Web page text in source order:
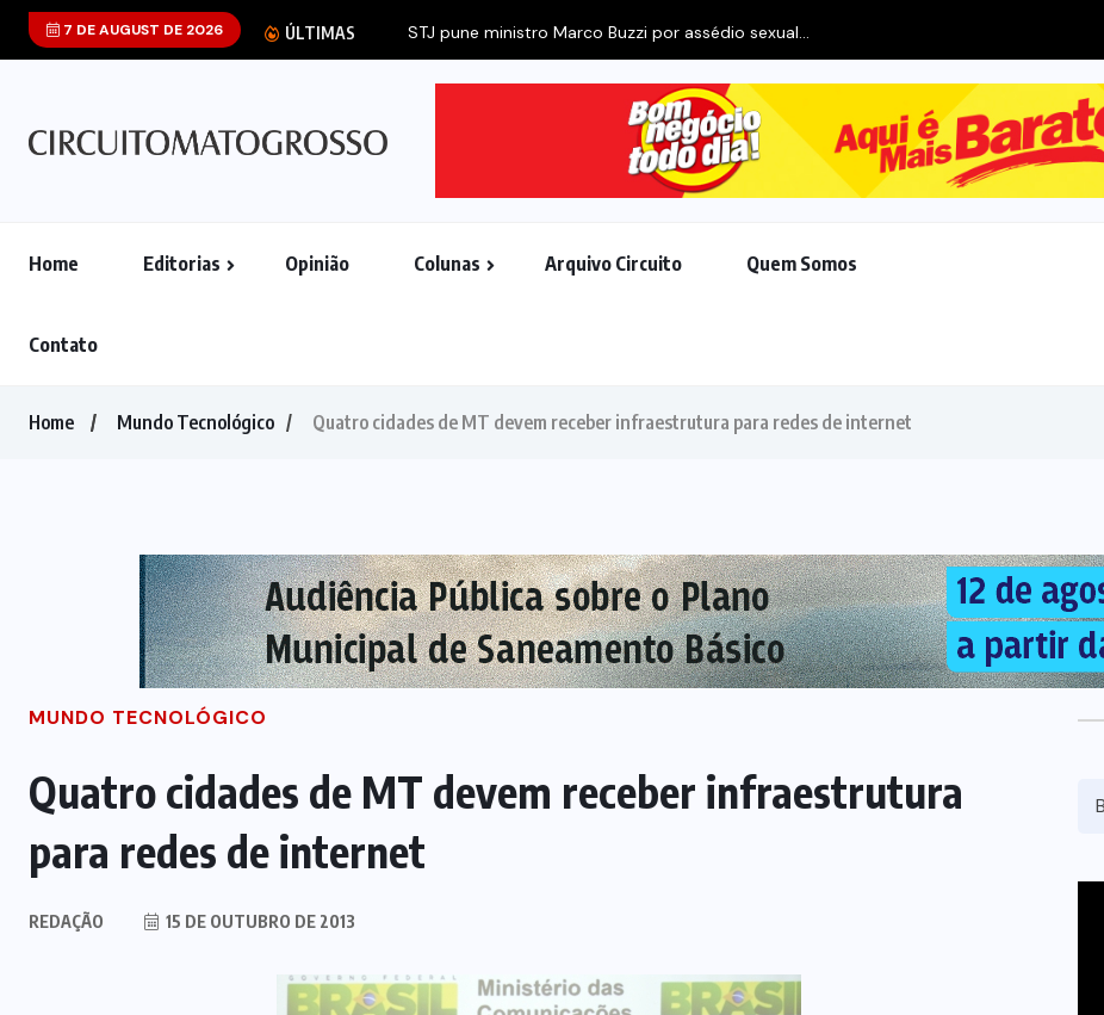
7 DE AUGUST DE 2026 ÚLTIMAS STJ pune ministro Marco Buzzi por assédio sexual...
Home Editorias Opinião Colunas Arquivo Circuito Quem Somos
Contato
Home Mundo Tecnológico Quatro cidades de MT devem receber infraestrutura para redes de internet
MUNDO TECNOLÓGICO
Quatro cidades de MT devem receber infraestrutura
para redes de internet
REDAÇÃO 15 DE OUTUBRO DE 2013